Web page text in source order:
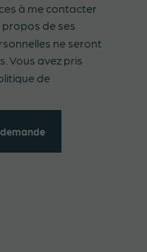
à me contacter
de ses
ne seront
Vous avez pris
de